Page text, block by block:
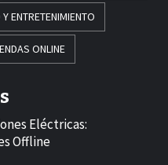
ENTRETENIMIENTO
ONLINE
Eléctricas:
Offline